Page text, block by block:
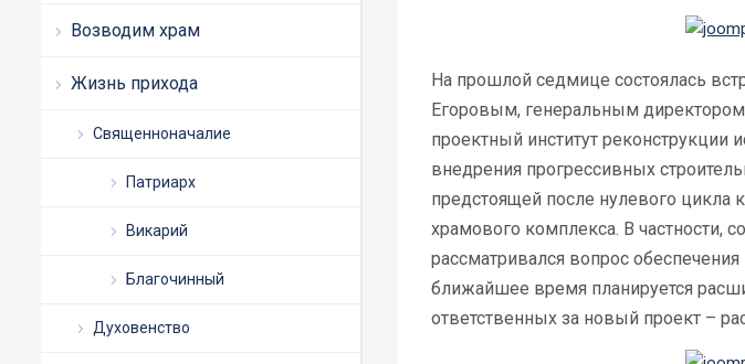
Возводим храм
Жизнь прихода
Священноначалие
Патриарх
Викарий
Благочинный
Духовенство
На прошлой седмице состоялась
Егоровым, генеральным
проектный институт реконструкции
внедрения прогрессивных
предстоящей после нулевого цикла
храмового комплекса. В частности,
рассматривался вопрос
ближайшее время планируется
ответственных за новый проект –